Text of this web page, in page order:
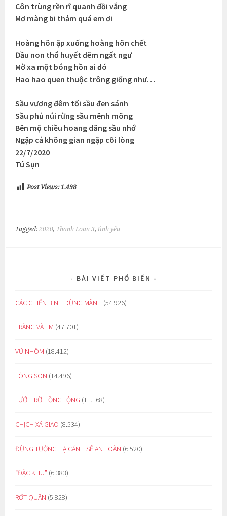
Côn trùng rền rĩ quanh đồi vắng
Mơ màng bi thảm quá em ơi
Hoàng hôn ập xuống hoàng hôn chết
Đầu non thổ huyết đêm ngất ngư
Mờ xa một bóng hồn ai đó
Hao hao quen thuộc trông giống như…
Sầu vương đêm tối sầu đen sánh
Sầu phủ núi rừng sầu mênh mông
Bên mộ chiều hoang dâng sầu nhớ
Ngập cả không gian ngập cõi lòng
22/7/2020
Tú Sụn
Post Views: 1.498
Tagged:2020, Thanh Loan 3, tình yêu
BÀI VIẾT PHỔ BIẾN
CÁC CHIẾN BINH DŨNG MÃNH (54.926)
TRĂNG VÀ EM (47.701)
VŨ NHÔM (18.412)
LÒNG SON (14.496)
LƯỚI TRỜI LỒNG LỘNG (11.168)
CHỊCH XÃ GIAO (8.534)
ĐỪNG TƯỞNG HẠ CÁNH SẼ AN TOÀN (6.520)
“ĐẶC KHU” (6.383)
RỚT QUẦN (5.828)